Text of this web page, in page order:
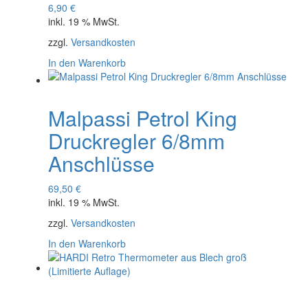
6,90 €
inkl. 19 % MwSt.
zzgl. Versandkosten
In den Warenkorb
Malpassi Petrol King
Druckregler 6/8mm
Anschlüsse
69,50 €
inkl. 19 % MwSt.
zzgl. Versandkosten
In den Warenkorb